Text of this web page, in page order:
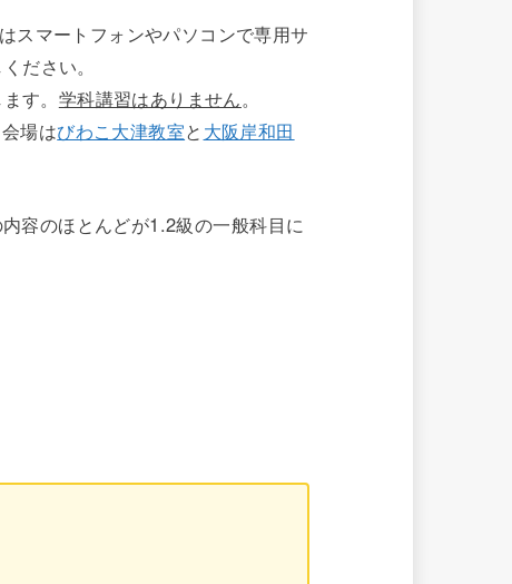
スマートフォンやパソコンで専用サ
ださい。
す。 学科講習はありません。
場はびわこ大津教室と 大阪岸和田
容のほとんどが1.2級の一般科目に